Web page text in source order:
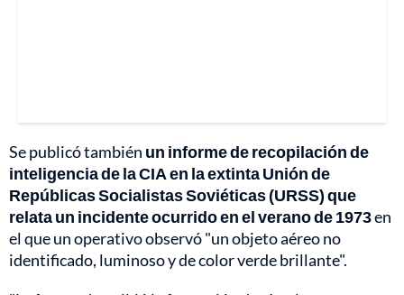
Se publicó también un informe de recopilación de
inteligencia de la CIA en la extinta Unión de
Repúblicas Socialistas Soviéticas (URSS) que
relata un incidente ocurrido en el verano de 1973en
el que un operativo observó "un objeto aéreo no
identificado, luminoso y de color verde brillante".